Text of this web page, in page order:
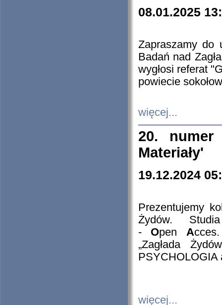
08.01.2025
Zapraszamy do
Badań nad
wygłosi referat
powiecie
więcej...
20. numer
Materiały'
19.12.2024
Prezentujemy
Żydów.
- Open A
„Zagłada
PSYCHOLOGIA
więcej...